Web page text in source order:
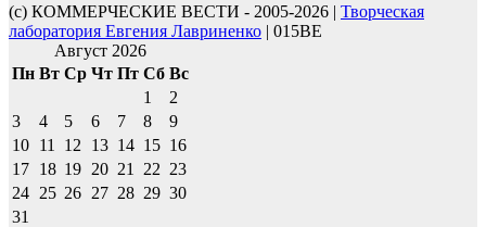
(с) КОММЕРЧЕСКИЕ ВЕСТИ - 2005-2026 | Творческая
лаборатория Евгения Лавриненко | 015BE
Август 2026
Пн Вт Ср Чт Пт Сб Вс
1
2
3
4 5 6 7 8
9
10 11 12 13 14 15 16
17 18 19 20 21 22 23
24 25 26 27 28 29 30
31